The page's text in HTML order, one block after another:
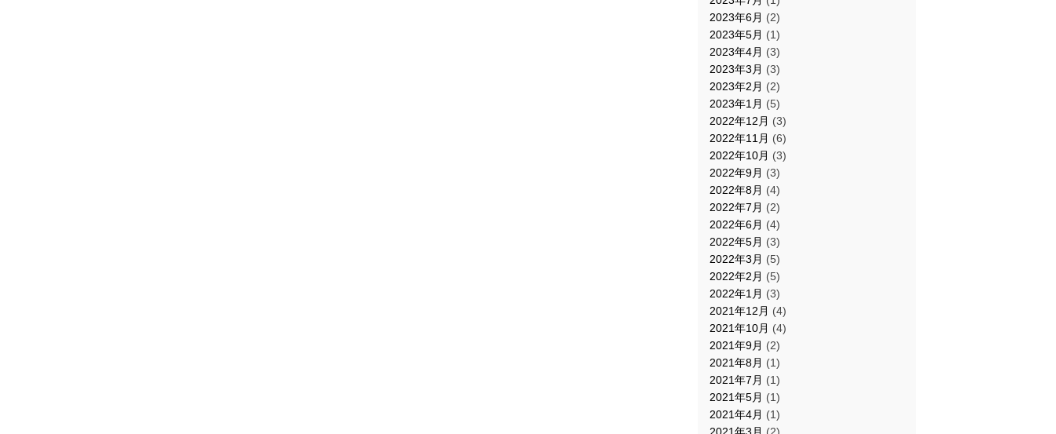
2023年6月 (2)
2023年5月 (1)
2023年4月 (3)
2023年3月 (3)
2023年2月 (2)
2023年1月 (5)
2022年12月 (3)
2022年11月 (6)
2022年10月 (3)
2022年9月 (3)
2022年8月 (4)
2022年7月 (2)
2022年6月 (4)
2022年5月 (3)
2022年3月 (5)
2022年2月 (5)
2022年1月 (3)
2021年12月 (4)
2021年10月 (4)
2021年9月 (2)
2021年8月 (1)
2021年7月 (1)
2021年5月 (1)
2021年4月 (1)